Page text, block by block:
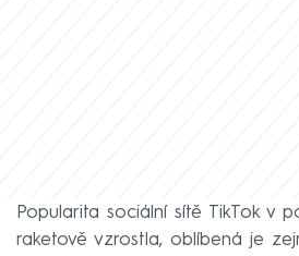
Popularita sociální sítě TikTok v
raketově vzrostla, oblíbená je